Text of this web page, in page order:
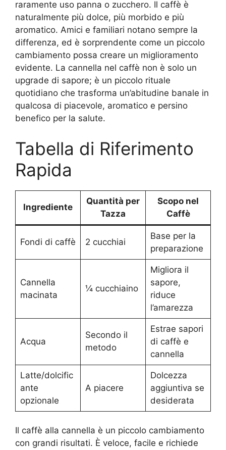
raramente uso panna o zucchero. Il caffè è
naturalmente più dolce, più morbido e più
aromatico. Amici e familiari notano sempre la
differenza, ed è sorprendente come un piccolo
cambiamento possa creare un miglioramento
evidente. La cannella nel caffè non è solo un
upgrade di sapore; è un piccolo rituale
quotidiano che trasforma un’abitudine banale in
qualcosa di piacevole, aromatico e persino
benefico per la salute.
Tabella di Riferimento
Rapida
Ingrediente
Quantità per
Tazza
Scopo nel
Caffè
Fondi di caffè 2 cucchiai
Base per la
preparazione
Cannella
macinata
¼ cucchiaino
Migliora il
sapore,
riduce
l’amarezza
Acqua
Secondo il
metodo
Estrae sapori
di caffè e
cannella
Latte/dolcific
ante
opzionale
A piacere
Dolcezza
aggiuntiva se
desiderata
Il caffè alla cannella è un piccolo cambiamento
con grandi risultati. È veloce, facile e richiede